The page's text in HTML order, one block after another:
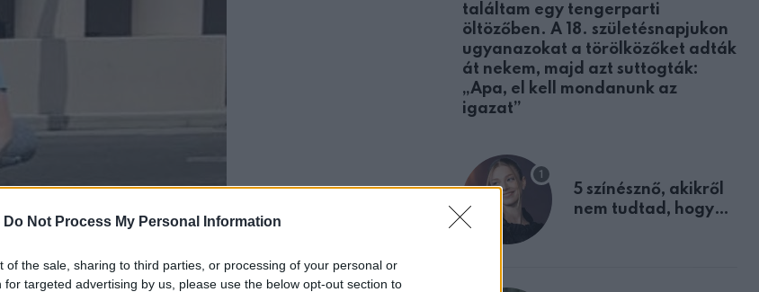
Do Not Process My Personal Information
of the sale, sharing to third parties, or processing of your personal or
for targeted advertising by us, please use the below opt-out section to
találtam egy tengerparti
öltözőben. A 18. születésnapjukon
ugyanazokat a törölközőket adták
át nekem, majd azt suttogták:
„Apa, el kell mondanunk az
igazat”
5 színésznő, akikről
nem tudtad, hogy